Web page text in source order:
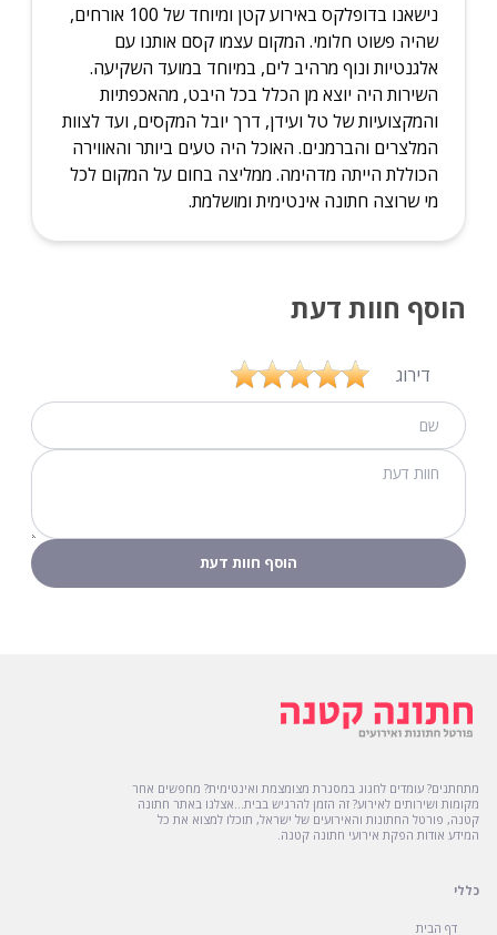
נישאנו בדופלקס באירוע קטן ומיוחד של 100 אורחים,
שהיה פשוט חלומי. המקום עצמו קסם אותנו עם
אלגנטיות ונוף מרהיב לים, במיוחד במועד השקיעה.
השירות היה יוצא מן הכלל בכל היבט, מהאכפתיות
והמקצועיות של טל ועידן, דרך יובל המקסים, ועד לצוות
המלצרים והברמנים. האוכל היה טעים ביותר והאווירה
הכוללת הייתה מדהימה. ממליצה בחום על המקום לכל
מי שרוצה חתונה אינטימית ומושלמת.
הוסף חוות דעת
דירוג
מתחתנים? עומדים לחגוג במסגרת מצומצמת ואינטימית? מחפשים אחר
מקומות ושירותים לאירוע? זה הזמן להרגיש בבית...אצלנו באתר חתונה
קטנה, פורטל החתונות והאירועים של ישראל, תוכלו למצוא את כל
המידע אודות הפקת אירועי חתונה קטנה.
כללי
דף הבית